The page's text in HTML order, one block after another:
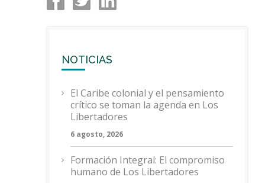
NOTICIAS
El Caribe colonial y el pensamiento
crítico se toman la agenda en Los
Libertadores
6 agosto, 2026
Formación Integral: El compromiso
humano de Los Libertadores